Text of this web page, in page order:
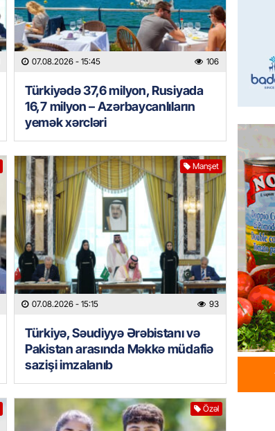
07.08.2026 - 15:45 106
Türkiyədə 37,6 milyon, Rusiyada
16,7 milyon – Azərbaycanlıların
yemək xərcləri
Manşet
07.08.2026 - 15:15 93
Türkiyə, Səudiyyə Ərəbistanı və
Pakistan arasında Məkkə müdafiə
sazişi imzalanıb
Özəl
yaradıldı
GÜNDƏM
verildi
GÜNDƏM